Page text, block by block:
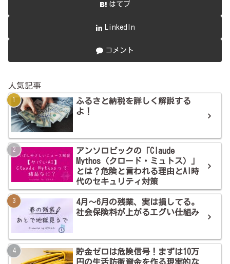
はてブ
LinkedIn
コメント
人気記事
ふるさと納税を詳しく解説する
よ！
アンソロピックの「Claude
Mythos（クロード・ミュトス）」
とは？危険と言われる理由とAI時
代のセキュリティ対策
4月～6月の残業、実は損してる。
社会保険料が上がるエグい仕組み
貯金ゼロは危険信号！まずは10万
円の生活防衛資金を作る現実的な